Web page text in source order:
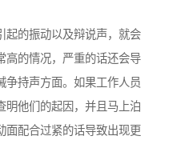
起的振动以及辩说声，就会
高的情况，严重的话还会导
争持声方面。如果工作人员
明他们的起因，并且马上泊
面配合过紧的话导致出现更